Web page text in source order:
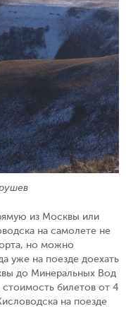
из Москвы или
на самолете не
но можно
уже на поезде доехать
до Минеральных Вод
билетов от 4
на поезде